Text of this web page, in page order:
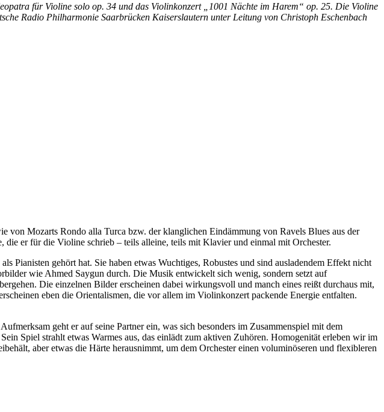
für Violine solo op. 34 und das Violinkonzert „1001 Nächte im Harem“ op. 25. Die Violine
Radio Philharmonie Saarbrücken Kaiserslautern unter Leitung von Christoph Eschenbach
von Mozarts Rondo alla Turca bzw. der klanglichen Eindämmung von Ravels Blues aus der
er für die Violine schrieb – teils alleine, teils mit Klavier und einmal mit Orchester.
Pianisten gehört hat. Sie haben etwas Wuchtiges, Robustes und sind ausladendem Effekt nicht
wie Ahmed Saygun durch. Die Musik entwickelt sich wenig, sondern setzt auf
Die einzelnen Bilder erscheinen dabei wirkungsvoll und manch eines reißt durchaus mit,
eben die Orientalismen, die vor allem im Violinkonzert packende Energie entfalten.
geht er auf seine Partner ein, was sich besonders im Zusammenspiel mit dem
Spiel strahlt etwas Warmes aus, das einlädt zum aktiven Zuhören. Homogenität erleben wir im
aber etwas die Härte herausnimmt, um dem Orchester einen voluminöseren und flexibleren